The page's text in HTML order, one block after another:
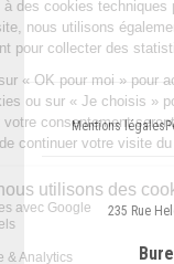
Mentions légales
235 Rue